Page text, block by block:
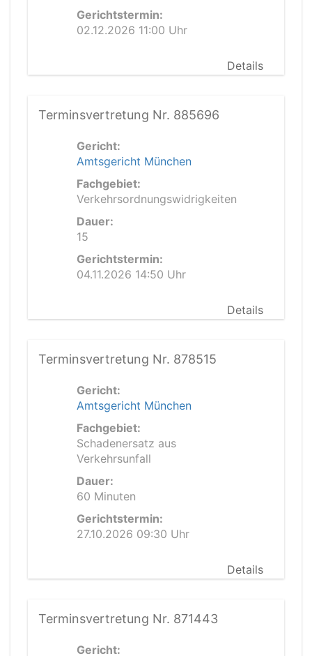
Gerichtstermin:
02.12.2026 11:00 Uhr
Details
Terminsvertretung Nr. 885696
Gericht:
Amtsgericht München
Fachgebiet:
Verkehrsordnungswidrigkeiten
Dauer:
15
Gerichtstermin:
04.11.2026 14:50 Uhr
Details
Terminsvertretung Nr. 878515
Gericht:
Amtsgericht München
Fachgebiet:
Schadenersatz aus
Verkehrsunfall
Dauer:
60 Minuten
Gerichtstermin:
27.10.2026 09:30 Uhr
Details
Terminsvertretung Nr. 871443
Gericht: